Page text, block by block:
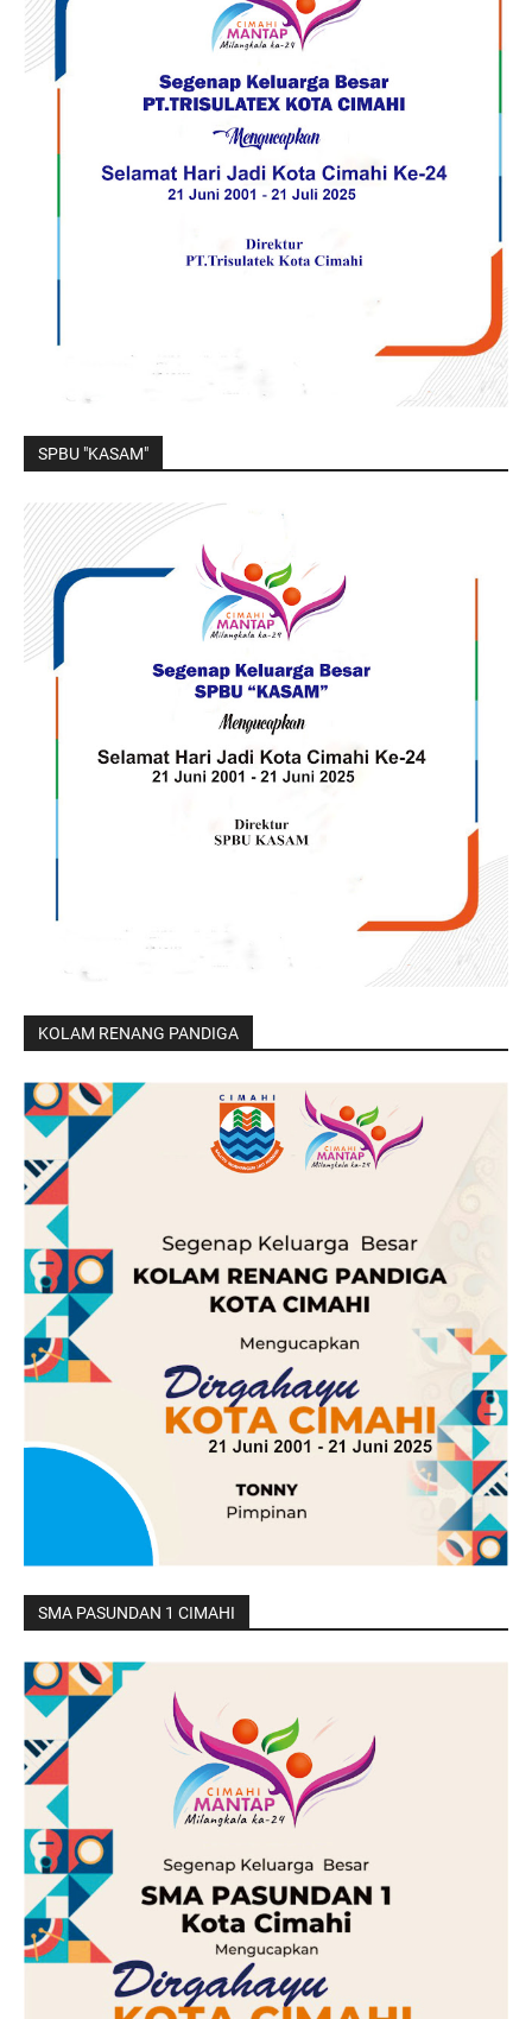
SPBU "KASAM"
KOLAM RENANG PANDIGA
SMA PASUNDAN 1 CIMAHI